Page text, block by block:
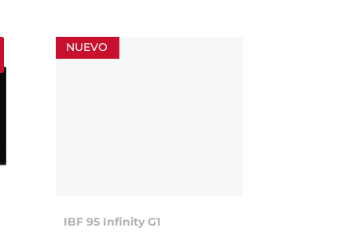
NUEVO
IBF 95 Infinity G1